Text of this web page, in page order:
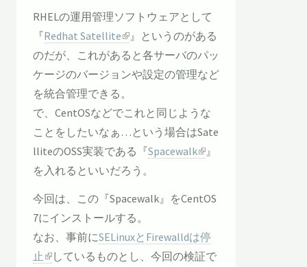
RHELの運用管理ソフトウェアとして
『Redhat Satellite
』というのがある
のだが、これがあると各サーバのパッ
ケージのバージョンや設定の管理など
を統合管理できる。
で、CentOSなどでこれと同じような
ことをしたいなぁ…という場合はSate
lliteのOSS実装である『Spacewalk
』
を入れるといいだろう。
今回は、この『Spacewalk』をCentOS
7にインストールする。
なお、事前にSELinuxとFirewalldは停
止
しているものとし、今回の検証で